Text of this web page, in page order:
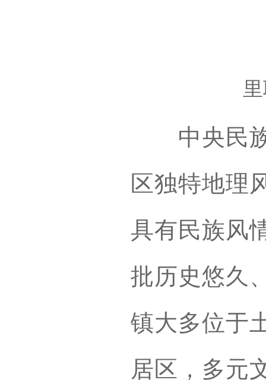
中央民族
区独特地理
具有民族风
批历史悠久
镇大多位于
居区，多元